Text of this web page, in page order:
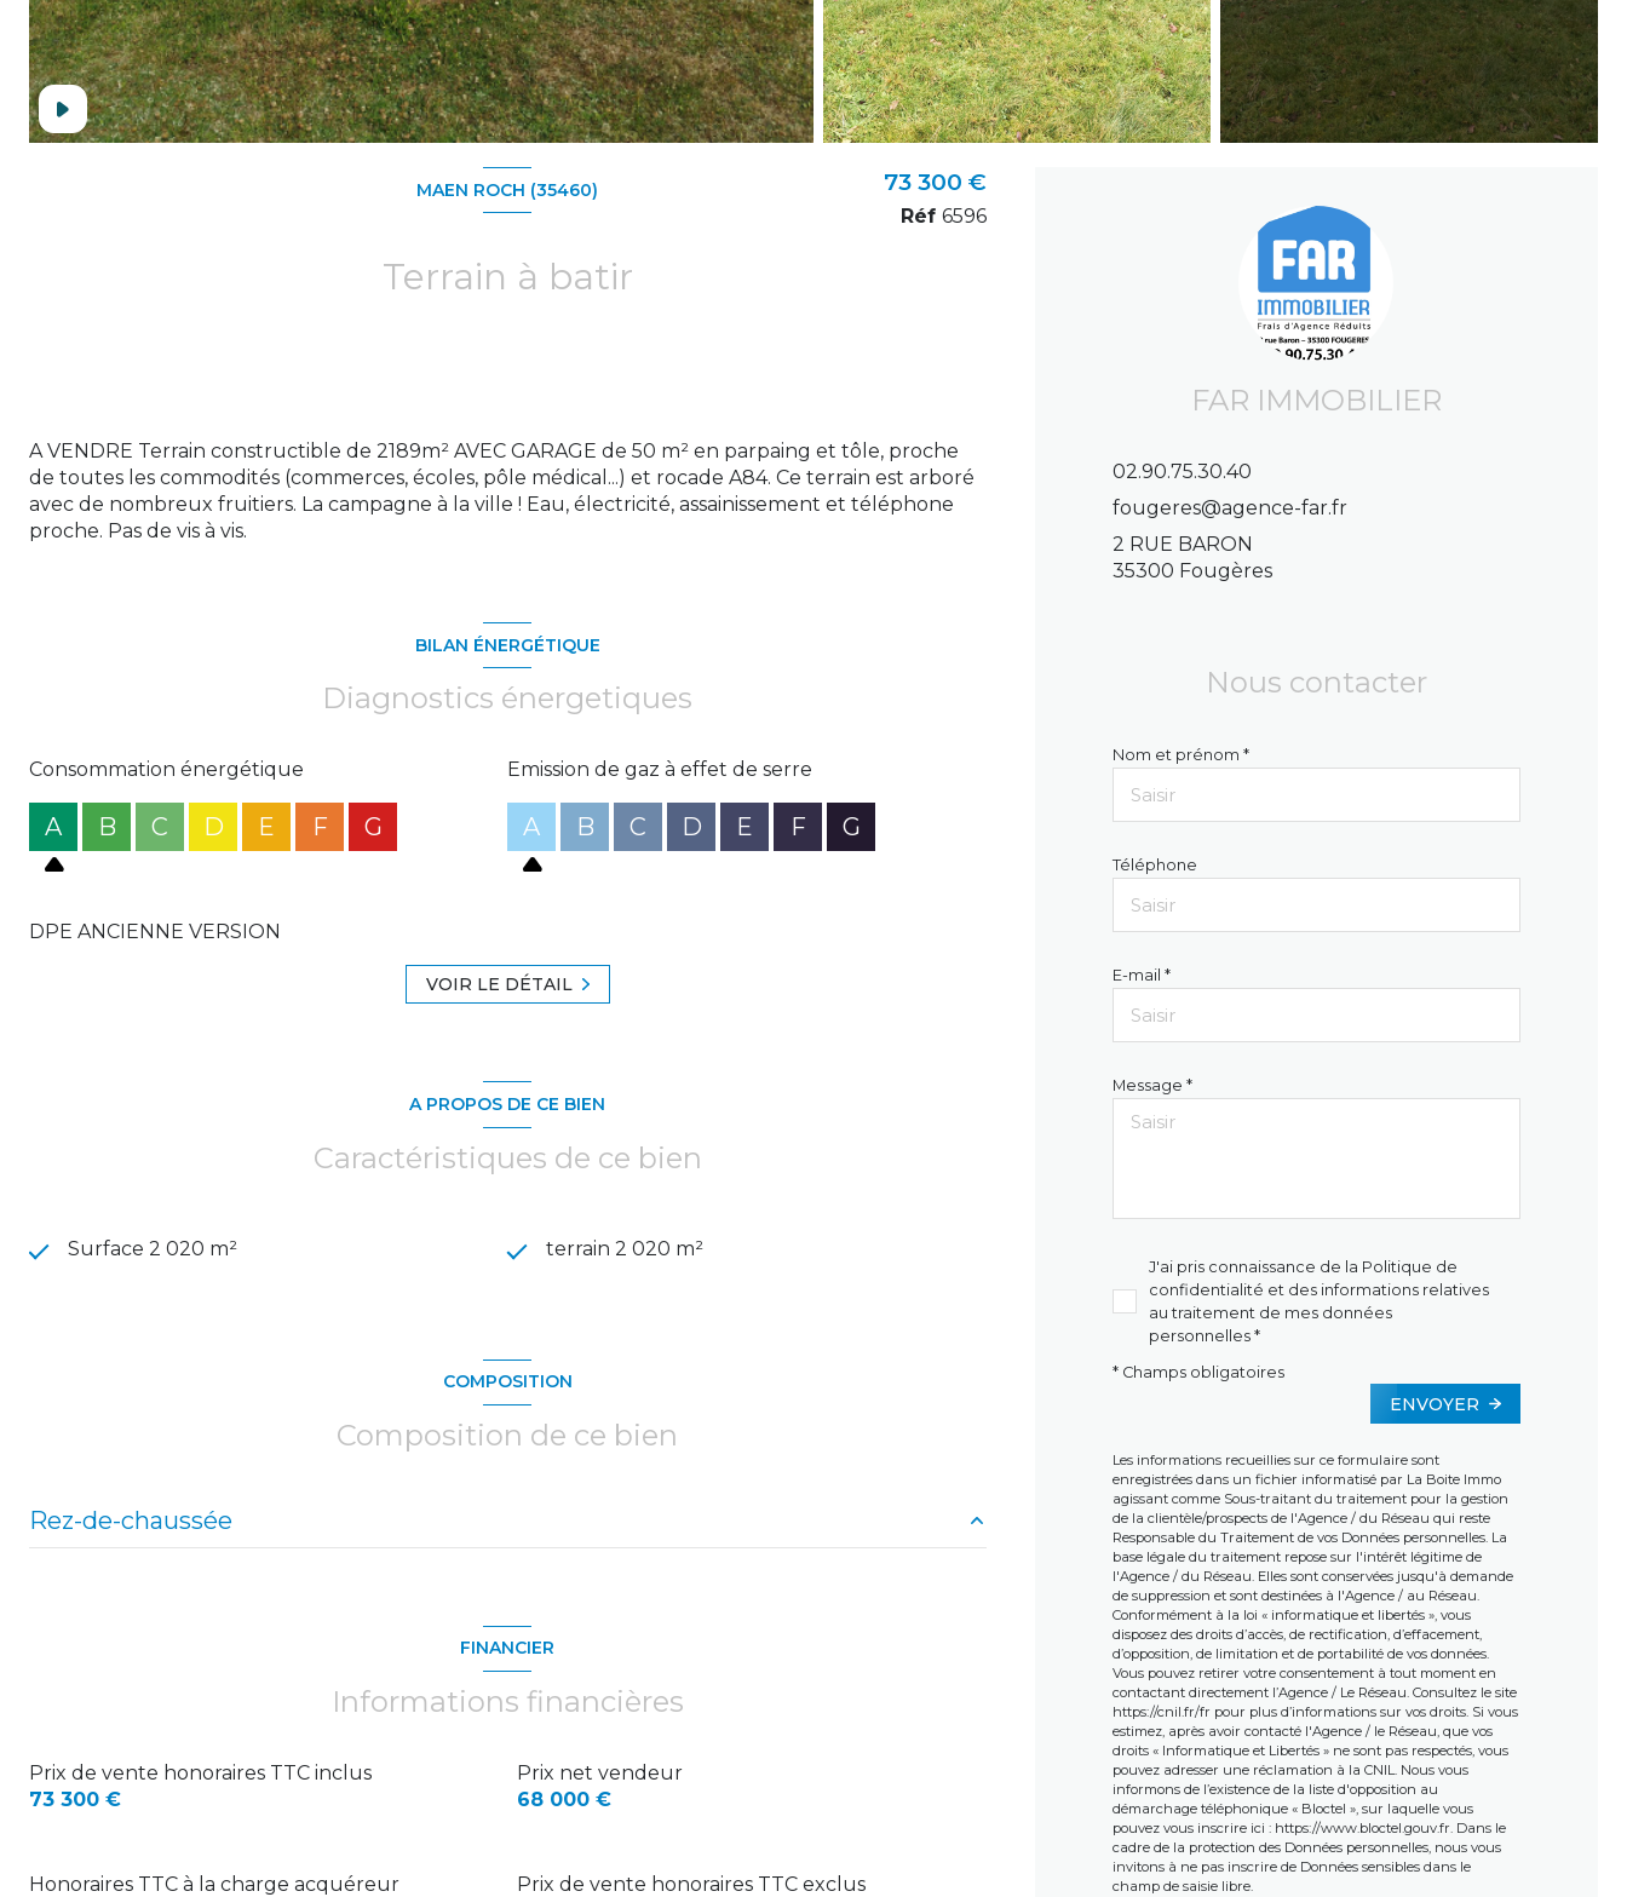
MAEN ROCH (35460)
Terrain à batir
73 300 €
Réf 6596
A VENDRE Terrain constructible de 2189m² AVEC GARAGE de 50 m² en parpaing et tôle, proche
de toutes les commodités (commerces, écoles, pôle médical...) et rocade A84. Ce terrain est arboré
avec de nombreux fruitiers. La campagne à la ville ! Eau, électricité, assainissement et téléphone
proche. Pas de vis à vis.
BILAN ÉNERGÉTIQUE
Diagnostics énergetiques
Consommation énergétique
A B C D E F G
Emission de gaz à effet de serre
A B C D E F G
DPE ANCIENNE VERSION
VOIR LE DÉTAIL
A PROPOS DE CE BIEN
Caractéristiques de ce bien
Surface 2 020 m² terrain 2 020 m²
COMPOSITION
Composition de ce bien
Rez-de-chaussée
FINANCIER
Informations financières
Prix de vente honoraires TTC inclus
73 300 €
Prix net vendeur
68 000 €
Prix de vente honoraires TTC exclus
Honoraires TTC à la charge acquéreur
FAR IMMOBILIER
02.90.75.30.40
fougeres@agence-far.fr
2 RUE BARON
35300 Fougères
Nous contacter
Nom et prénom *
Téléphone
E-mail *
Message *
J'ai pris connaissance de la Politique de
confidentialité et des informations relatives
au traitement de mes données
personnelles *
* Champs obligatoires
ENVOYER
Les informations recueillies sur ce formulaire sont
enregistrées dans un fichier informatisé par La Boite Immo
agissant comme Sous-traitant du traitement pour la gestion
de la clientèle/prospects de l'Agence / du Réseau qui reste
Responsable du Traitement de vos Données personnelles. La
base légale du traitement repose sur l'intérêt légitime de
l'Agence / du Réseau. Elles sont conservées jusqu'à demande
de suppression et sont destinées à l'Agence / au Réseau.
Conformément à la loi « informatique et libertés », vous
disposez des droits d’accès, de rectification, d’effacement,
d’opposition, de limitation et de portabilité de vos données.
Vous pouvez retirer votre consentement à tout moment en
contactant directement l’Agence / Le Réseau. Consultez le site
https://cnil.fr/fr pour plus d’informations sur vos droits. Si vous
estimez, après avoir contacté l'Agence / le Réseau, que vos
droits « Informatique et Libertés » ne sont pas respectés, vous
pouvez adresser une réclamation à la CNIL. Nous vous
informons de l’existence de la liste d'opposition au
démarchage téléphonique « Bloctel », sur laquelle vous
pouvez vous inscrire ici : https://www.bloctel.gouv.fr. Dans le
cadre de la protection des Données personnelles, nous vous
invitons à ne pas inscrire de Données sensibles dans le
champ de saisie libre.